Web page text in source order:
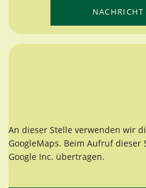
NACHRICHT
An dieser Stelle verwenden wir
GoogleMaps. Beim Aufruf dieser
Google Inc. übertragen.